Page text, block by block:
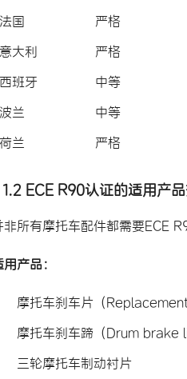
法国
严格
意大利
严格
西班牙
中等
波兰
中等
荷兰
严格
1.2 ECE R90认证的适用产
非所有摩托车配件都需要ECE
产品：
摩托车刹车片（
摩托车刹车蹄（Drum brake
三轮摩托车制动衬片